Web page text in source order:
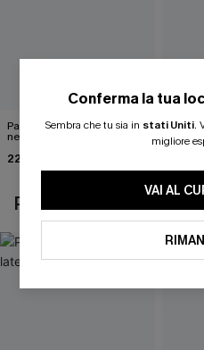
Pareo midi con lacci laterali
neri
22,00 €
Top
Flower
POTREBBE
Conferma la tua
Sembra che tu sia in stati Uniti.
migliore
VAI AL